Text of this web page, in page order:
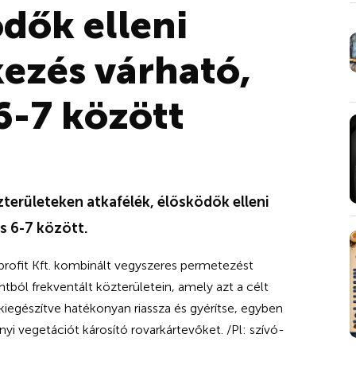
elleni
várható,
7 között
atkafélék, élősködők elleni
6-7 között.
Kft. kombinált vegyszeres permetezést
frekventált közterületein, amely azt a célt
hatékonyan riassza és gyérítse, egyben
vegetációt károsító rovarkártevőket. /Pl: szívó-